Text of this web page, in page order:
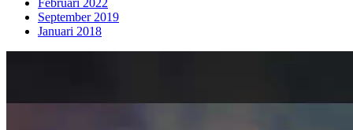
Februari 2022
September 2019
Januari 2018